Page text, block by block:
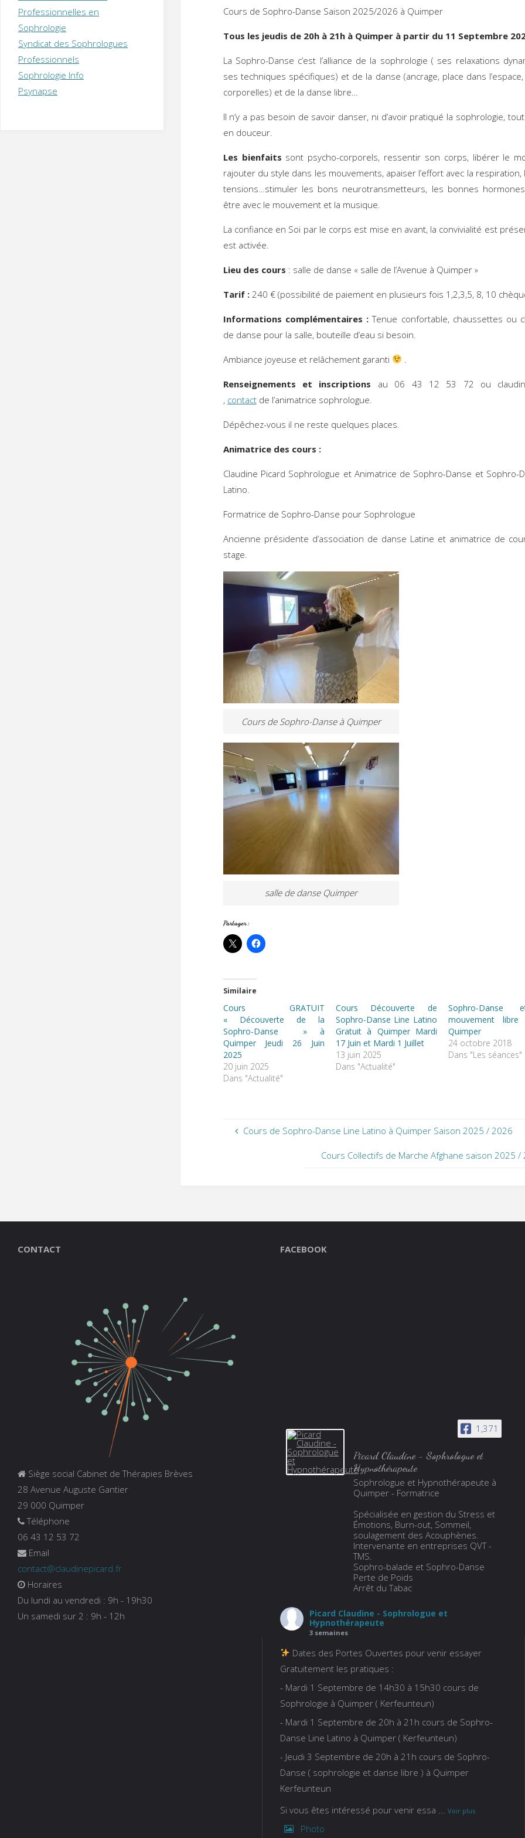
Cours de Sophro-Danse Saison 2025/2026 à Quimper
Tous les jeudis de 20h à 21h à Quimper à partir du 11 Septembre
La Sophro-Danse c’est l’alliance de la sophrologie ( ses relaxations
ses techniques spécifiques) et de la danse (ancrage, place dans
corporelles) et de la danse libre…
Il n’y a pas besoin de savoir danser, ni d’avoir pratiqué la sophrologie,
en douceur.
Les bienfaits sont psycho-corporels, ressentir son corps, libérer le
rajouter du style dans les mouvements, apaiser l’effort avec la respiration,
tensions…stimuler les bons neurotransmetteurs, les bonnes
être avec le mouvement et la musique.
La confiance en Soi par le corps est mise en avant, la convivialité est
est activée.
Lieu des cours : salle de danse « salle de l’Avenue à Quimper »
Tarif :240 € (possibilité de paiement en plusieurs fois 1,2,3,5, 8, 10
Informations complémentaires : Tenue confortable, chaussettes ou
de danse pour la salle, bouteille d’eau si besoin.
Ambiance joyeuse et relâchement garanti
Renseignements et inscriptions au 06 43 12 53 72 ou
, contactde l’animatrice sophrologue.
Dépêchez-vous il ne reste quelques places.
Animatrice des cours :
Claudine Picard Sophrologue et Animatrice de Sophro-Danse et Sophro-
Latino.
Formatrice de Sophro-Danse pour Sophrologue
Ancienne présidente d’association de danse Latine et animatrice de
stage.
Cours de Sophro-Danse à Quimper
salle de danse Quimper
Partager :
Similaire
Cours GRATUIT
« Découverte de la
Sophro-Danse » à
Quimper Jeudi 26 Juin
2025
20 juin 2025
Dans "Actualité"
Cours Découverte de
Sophro-Danse Line Latino
Gratuit à Quimper Mardi
17 Juin et Mardi 1 Juillet
13 juin 2025
Dans "Actualité"
Sophro-
mouvement libre
Quimper
24 octobre 2018
Dans "Les séances"
Cours de Sophro-Danse Line Latino à Quimper Saison 2025 / 2026
Cours Collectifs de Marche Afghane saison 2025 /
Professionnelles en
Sophrologie
Syndicat des Sophrologues
Professionnels
Sophrologie Info
Psynapse
CONTACT
Siège social Cabinet de Thérapies Brèves
28 Avenue Auguste Gantier
29 000 Quimper
Téléphone
06 43 12 53 72
Email
contact@claudinepicard.fr
Horaires
Du lundi au vendredi : 9h - 19h30
Un samedi sur 2 : 9h - 12h
FACEBOOK
1,371
Picard Claudine - Sophrologue et
Hypnothérapeute
Sophrologue et Hypnothérapeute à
Quimper - Formatrice
Spécialisée en gestion du Stress et
Émotions, Burn-out, Sommeil,
soulagement des Acouphènes.
Intervenante en entreprises QVT -
TMS.
Sophro-balade et Sophro-Danse
Perte de Poids
Arrêt du Tabac
Picard Claudine - Sophrologue et
Hypnothérapeute
3 semaines
Dates des Portes Ouvertes pour venir essayer
Gratuitement les pratiques :
- Mardi 1 Septembre de 14h30 à 15h30 cours de
Sophrologie à Quimper ( Kerfeunteun)
- Mardi 1 Septembre de 20h à 21h cours de Sophro-
Danse Line Latino à Quimper ( Kerfeunteun)
- Jeudi 3 Septembre de 20h à 21h cours de Sophro-
Danse ( sophrologie et danse libre ) à Quimper
Kerfeunteun
Si vous êtes intéressé pour venir essa
Voir plus
Photo